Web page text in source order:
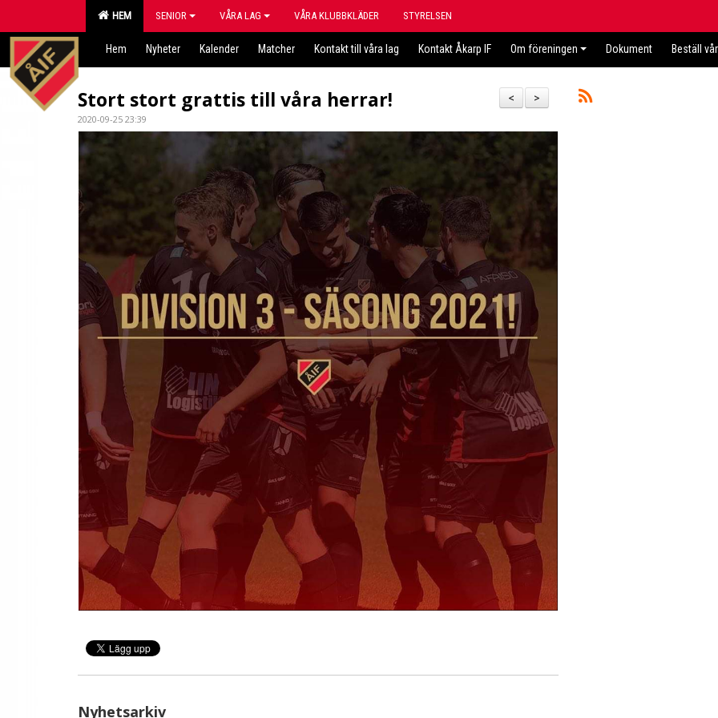
HEM SENIOR VÅRA LAG VÅRA KLUBBKLÄDER STYRELSEN
Hem Nyheter Kalender Matcher Kontakt till våra lag Kontakt Åkarp IF Om föreningen Dokument Beställ
>
<
Stort stort grattis till våra herrar!
2020-09-25 23:39
Nyhetsarkiv